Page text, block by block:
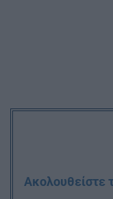
Ακολουθείστε